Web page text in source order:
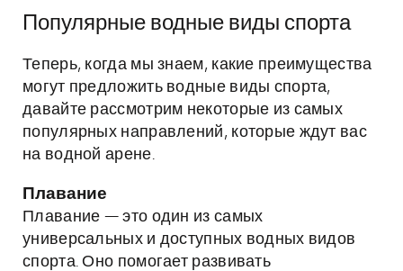
Популярные водные виды спорта
Теперь, когда мы знаем, какие преимущества
могут предложить водные виды спорта,
давайте рассмотрим некоторые из самых
популярных направлений, которые ждут вас
на водной арене.
Плавание
Плавание — это один из самых
универсальных и доступных водных видов
спорта. Оно помогает развивать